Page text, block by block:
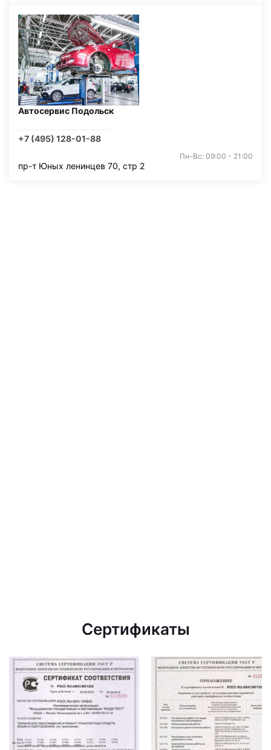
Автосервис Подольск
+7 (495) 128-01-88
Пн-Вс: 09:00 - 21:00
пр-т Юных ленинцев 70, стр 2
Сертификаты